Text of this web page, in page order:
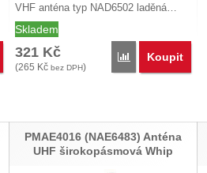
VHF anténa typ NAD6502 laděná…
Skladem
321 Kč
(265 Kč bez DPH)
Porovnat
Koupit
PMAE4016 (NAE6483) Anténa
UHF širokopásmová Whip